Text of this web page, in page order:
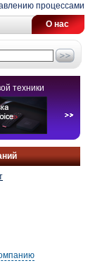
процессами и AI
О нас
техники